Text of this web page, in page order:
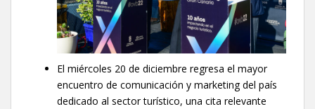
El miércoles 20 de diciembre regresa el mayor
encuentro de comunicación y marketing del país
dedicado al sector turístico, una cita relevante